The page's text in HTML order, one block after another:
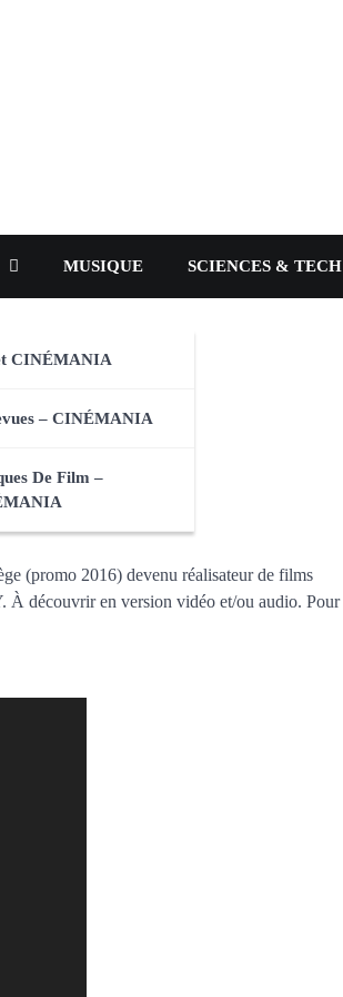
2024
CINÉMANIA
– CINÉMANIA
De Film –
MUSIQUE SCIENCES & TECH
(promo 2016) devenu réalisateur de films
découvrir en version vidéo et/ou audio. Pour